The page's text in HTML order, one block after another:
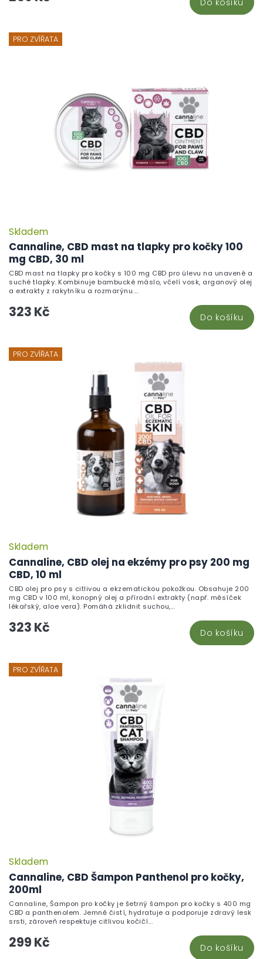
Do košíku
PRO ZVÍŘATA
Cannaline, CBD mast na tlapky pro kočky 100
mg CBD, 30 ml
Skladem
323 Kč Do košíku
CBD mast na tlapky pro kočky s 100 mg CBD pro úlevu na unavené a
suché tlapky. Kombinuje bambucké máslo, včelí vosk, arganový olej
a extrakty z rakytníku a rozmarýnu....
PRO ZVÍŘATA
Cannaline, CBD olej na ekzémy pro psy 200 mg
CBD, 10 ml
Skladem
323 Kč Do košíku
CBD olej pro psy s citlivou a ekzematickou pokožkou. Obsahuje 200
mg CBD v 100 ml, konopný olej a přírodní extrakty (např. měsíček
lékařský, aloe vera). Pomáhá zklidnit suchou,...
PRO ZVÍŘATA
Cannaline, CBD Šampon Panthenol pro kočky,
200ml
Skladem
299 Kč Do košíku
Cannaline, Šampon pro kočky je šetrný šampon pro kočky s 400 mg
CBD a panthenolem. Jemně čistí, hydratuje a podporuje zdravý lesk
srsti, zároveň respektuje citlivou kočičí...